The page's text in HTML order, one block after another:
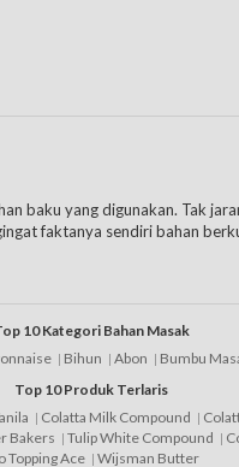
baku yang digunakan. Tak
faktanya sendiri bahan
hingga ke luar negeri.
10 Kategori Bahan Masak
Bihun Abon
Bumbu
Top 10 Produk Terlaris
Colatta Milk Compound
Bakers Tulip White Compound
Topping Ace
Wijsman Butter